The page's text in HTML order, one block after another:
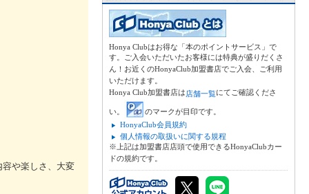
や楽しさ、大変
Honya Clubはお得な「本のポイントサービス」で
す。ご入会いただいたお客様には特典が盛りだくさ
ん！お近くのHonyaClub加盟書店でご入会、ご利用
いただけます。
Honya Club加盟書店は店舗一覧にてご確認くださ
い。
のマークが目印です。
HonyaClub会員規約
個人情報の取扱いに関する規程
※上記は加盟書店店頭で使用できるHonyaClubカー
ドの規約です。